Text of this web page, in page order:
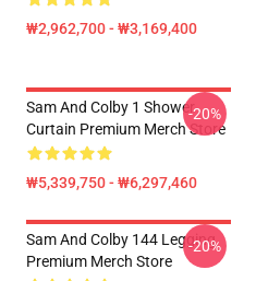
₩2,962,700 - ₩3,169,400
Sam And Colby 1 Shower
Curtain Premium Merch Store
₩5,339,750 - ₩6,297,460
-20%
Sam And Colby 144 Legging
Premium Merch Store
-20%